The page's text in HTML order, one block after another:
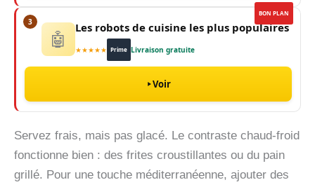
BON PLAN
3
🤖 Les robots de cuisine les plus populaires
★★★★★ Prime Livraison gratuite
Voir
Servez frais, mais pas glacé. Le contraste chaud-froid
fonctionne bien : des frites croustillantes ou du pain
grillé. Pour une touche méditerranéenne, ajouter des